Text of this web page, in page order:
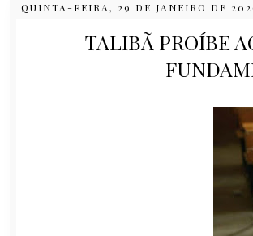
QUINTA-FEIRA, 29 DE JANEIRO DE
TALIBÃ PROÍBE